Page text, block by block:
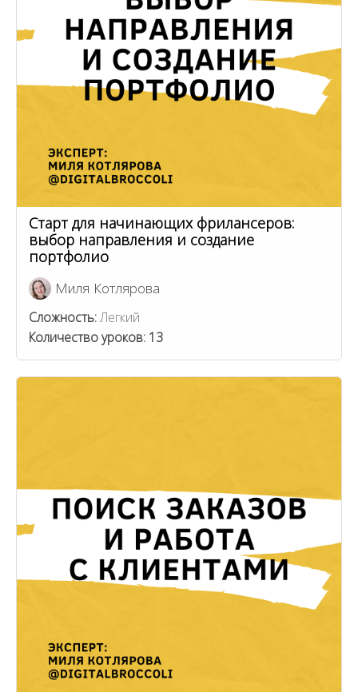
Старт для начинающих фрилансеров:
выбор направления и создание
портфолио
Миля Котлярова
Сложность:Легкий
Количество уроков: 13